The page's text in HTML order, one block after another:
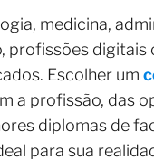
medicina,
profissões
Escolher um
a profissão, das
diplomas de
para sua